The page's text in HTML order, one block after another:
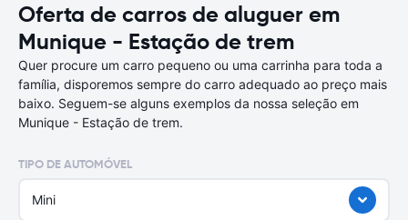
Oferta de carros de aluguer em
Munique - Estação de trem
Quer procure um carro pequeno ou uma carrinha para toda a
família, disporemos sempre do carro adequado ao preço mais
baixo. Seguem-se alguns exemplos da nossa seleção em
Munique - Estação de trem.
TIPO DE AUTOMÓVEL
Mini